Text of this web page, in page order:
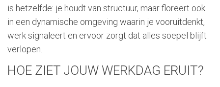
is hetzelfde: je houdt van structuur, maar floreert ook
in een dynamische omgeving waarin je vooruitdenkt,
werk signaleert en ervoor zorgt dat alles soepel blijft
verlopen.
HOE ZIET JOUW WERKDAG ERUIT?